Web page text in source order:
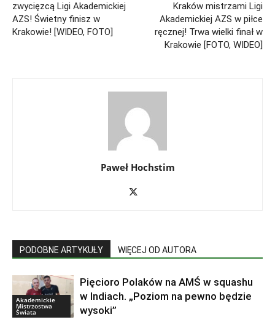
zwycięzcą Ligi Akademickiej
AZS! Świetny finisz w
Krakowie! [WIDEO, FOTO]
Kraków mistrzami Ligi
Akademickiej AZS w piłce
ręcznej! Trwa wielki finał w
Krakowie [FOTO, WIDEO]
Paweł Hochstim
PODOBNE ARTYKUŁY WIĘCEJ OD AUTORA
Akademickie
Mistrzostwa
Świata
Pięcioro Polaków na AMŚ w squashu
w Indiach. „Poziom na pewno będzie
wysoki”